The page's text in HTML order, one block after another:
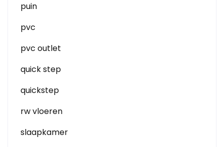
puin
pvc
pvc outlet
quick step
quickstep
rw vloeren
slaapkamer